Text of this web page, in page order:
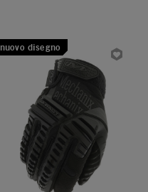
nuovo disegno